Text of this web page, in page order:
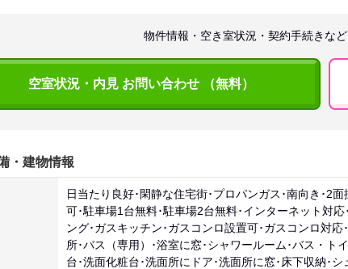
物件情報・空き室状況・契約手続きな
空室状況・内見 お問い合わせ （無料）
・建物情報
日当たり良好･閑静な住宅街･プロパンガス･南向き･2
可･駐車場1台無料･駐車場2台無料･インターネット対
ング･ガスキッチン･ガスコンロ設置可･ガスコンロ対
所･バス（専用）･浴室に窓･シャワールーム･バス・ト
台･洗面化粧台･洗面所にドア･洗面所に窓･床下収納･